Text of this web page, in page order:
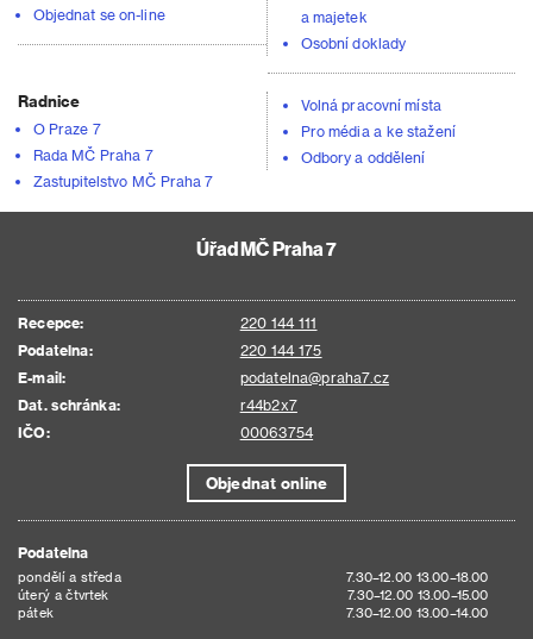
Objednat se on-line
a majetek
Osobní doklady
Radnice
O Praze 7
Rada MČ Praha 7
Zastupitelstvo MČ Praha 7
Volná pracovní místa
Pro média a ke stažení
Odbory a oddělení
Úřad MČ Praha 7
Recepce:
220 144 111
Podatelna:
220 144 175
E-mail:
podatelna@praha7.cz
Dat. schránka:
r44b2x7
IČO:
00063754
Objednat online
Podatelna
pondělí a středa
7.30–12.00 13.00–18.00
úterý a čtvrtek
7.30–12.00 13.00–15.00
pátek
7.30–12.00 13.00–14.00